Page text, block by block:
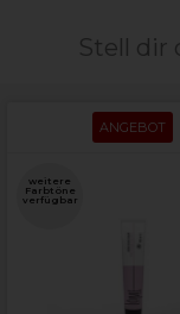
Stell dir
ANGEBOT
weitere
Farbtöne
verfügbar